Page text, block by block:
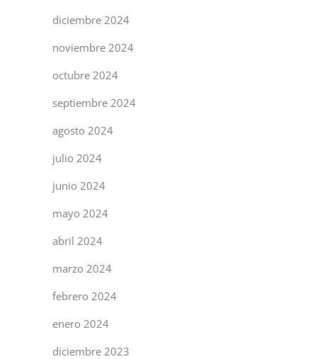
diciembre 2024
noviembre 2024
octubre 2024
septiembre 2024
agosto 2024
julio 2024
junio 2024
mayo 2024
abril 2024
marzo 2024
febrero 2024
enero 2024
diciembre 2023